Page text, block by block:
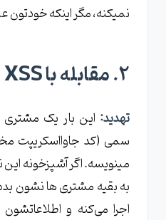
نمیکنه، مگر اینکه خودتون
۲. مقابله با XSS (غذای مسموم)
تهدید: این بار یک مشتری
سمی (کد جاوااسکریپت
مینویسه. اگر آشپزخونه
به بقیه مشتری ‌ها نشون
اجرا می‌کنه و